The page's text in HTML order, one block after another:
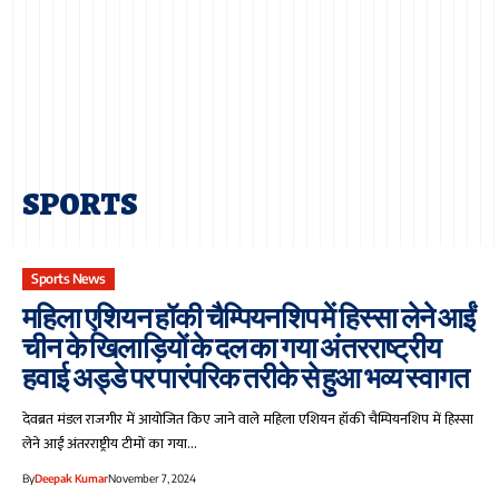
SPORTS
Sports News
महिला एशियन हॉकी चैम्पियनशिप में हिस्सा लेने आईं
चीन के खिलाड़ियों के दल का गया अंतरराष्ट्रीय
हवाई अड्डे पर पारंपरिक तरीके से हुआ भव्य स्वागत
देवब्रत मंडल राजगीर में आयोजित किए जाने वाले महिला एशियन हॉकी चैम्पियनशिप में हिस्सा
लेने आईं अंतरराष्ट्रीय टीमों का गया…
ByDeepak KumarNovember 7, 2024